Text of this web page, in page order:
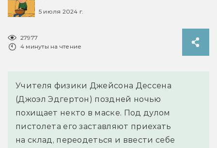
5 июля 2024 г.
27977
4 минуты на чтение
Учителя физики Джейсона Дессена
(Джоэл Эдгертон) поздней ночью
похищает некто в маске. Под дулом
пистолета его заставляют приехать
на склад, переодеться и ввести себе